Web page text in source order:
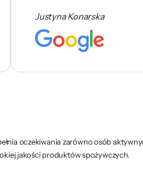
Justyna Konarska
oczekiwania zarówno osób
jakości produktów spożywczych.